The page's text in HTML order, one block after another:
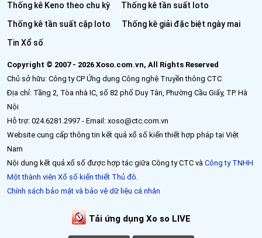
Thống kê Keno theo chu kỳ
Thống kê tần suất loto
Thống kê tần suất cặp loto
Thống kê giải đặc biệt ngày mai
Tin Xổ số
Copyright © 2007 - 2026 Xoso.com.vn, All Rights Reserved
Chủ sở hữu: Công ty CP Ứng dụng Công nghệ Truyền thông CTC
Địa chỉ: Tầng 2, Tòa nhà IC, số 82 phố Duy Tân, Phường Cầu Giấy, TP. Hà
Nội
Hỗ trợ: 024.6281.2997 - Email: xoso@ctc.com.vn
Website cung cấp thông tin kết quả xổ số kiến thiết hợp pháp tại Việt
Nam
Nội dung kết quả xổ số được hợp tác giữa Công ty CTC và Công ty TNHH
Một thành viên Xổ số kiến thiết Thủ đô.
Chính sách bảo mật và bảo vệ dữ liệu cá nhân
Tải ứng dụng Xo so LIVE